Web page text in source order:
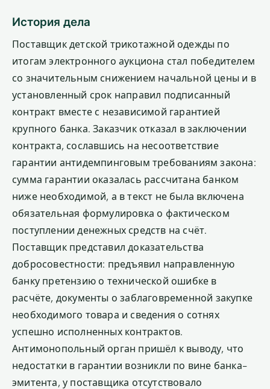
История дела
Поставщик детской трикотажной одежды по
итогам электронного аукциона стал победителем
со значительным снижением начальной цены и в
установленный срок направил подписанный
контракт вместе с независимой гарантией
крупного банка. Заказчик отказал в заключении
контракта, сославшись на несоответствие
гарантии антидемпинговым требованиям закона:
сумма гарантии оказалась рассчитана банком
ниже необходимой, а в текст не была включена
обязательная формулировка о фактическом
поступлении денежных средств на счёт.
Поставщик представил доказательства
добросовестности: предъявил направленную
банку претензию о технической ошибке в
расчёте, документы о заблаговременной закупке
необходимого товара и сведения о сотнях
успешно исполненных контрактов.
Антимонопольный орган пришёл к выводу, что
недостатки в гарантии возникли по вине банка-
эмитента, у поставщика отсутствовало